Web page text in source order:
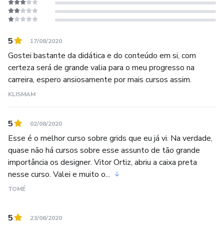
5 17/08/2020
Gostei bastante da didática e do conteúdo em si, com
certeza será de grande valia para o meu progresso na
carreira, espero ansiosamente por mais cursos assim.
KLISMAM
5 02/08/2020
Esse é o melhor curso sobre grids que eu já vi. Na verdade,
quase não há cursos sobre esse assunto de tão grande
importância os designer. Vitor Ortiz, abriu a caixa preta
nesse curso. Valei e muito o...
TOMÉ
5 23/06/2020